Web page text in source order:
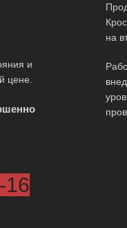
и
цене.
16
на